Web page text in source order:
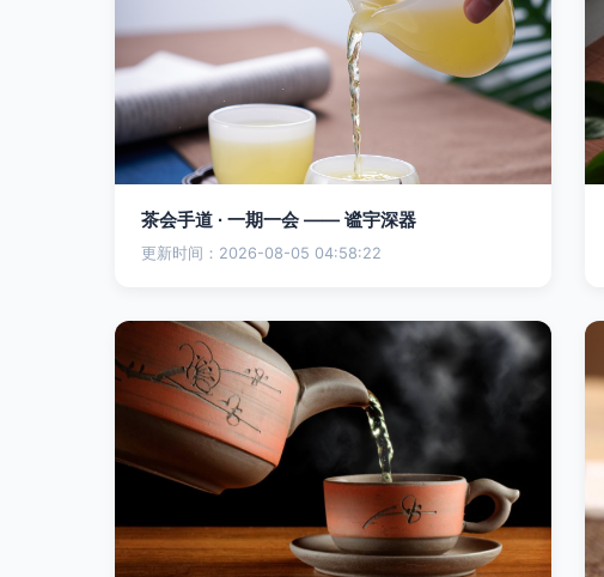
茶会手道 ∙ 一期一会 —— 谧宇深器
更新时间：2026-08-05 04:58:22